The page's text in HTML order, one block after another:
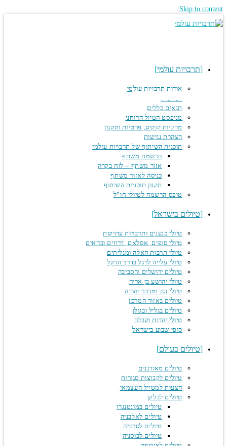
Skip to
תרבויות עולמי
אודות תרבויות עולמי
המלצות
תנאים כללים
מניפסט הטיול הרוחני
מדיניות קוקיס, פרטיות ותקנון
הצהרת נגישות
תוכנית השיתוף של תרבויות עולמי
הרשמת משתף
אזור משתף – לוח בקרה
כניסה לאזור משתף
תקנון תוכניית השיתוף
טופס הרשמה לטיולי חו”ל
טיולים בישראל
טיולי כנענים ותרבויות עתיקות
טיולי סופים, אסלאם, דרוזים ובהאים
טיולי תרבות האלה ומגליתים
טיולי עלייה לרגל בדרך הדקל
טיולים ירושלים והסביבה
טיולי יהושע בן אריה
טיולי נגב ומדבר יהודה
טיולים באזור המרכז
טיולים בגליל ובגולן
טיולי יהדות וקבלה
סופי שבוע בישראל
טיולים בעולם
טיולים מאורגנים
טיולים לקבוצות סגורות
הצעות למטייל העצמאי
טיולים לבלקן
טיולים במונטנגרו
טיולים לאלבניה
טיולים לסרביה
טיולים לבוסניה